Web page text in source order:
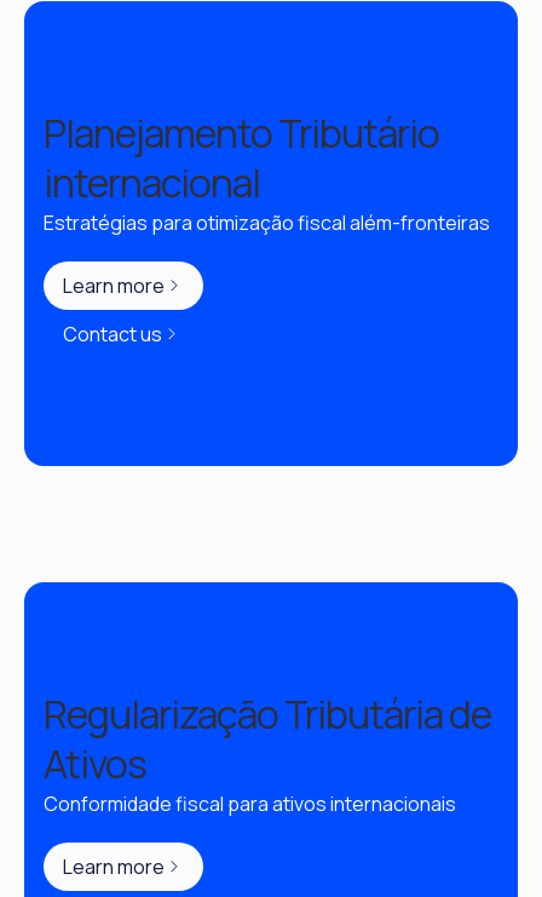
Planejamento Tributário
internacional
Estratégias para otimização fiscal além-fronteiras
Learn more
Contact us
Regularização Tributária de
Ativos
Conformidade fiscal para ativos internacionais
Learn more